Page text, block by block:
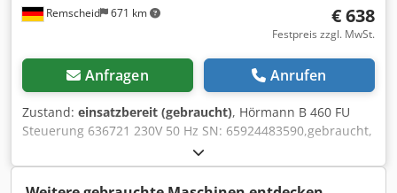
Remscheid 671 km € 638
Festpreis zzgl. MwSt.
Anfragen Anrufen
Zustand: einsatzbereit (gebraucht), Hörmann B 460 FU
Steuerung 636721 230V 50 Hz SN: 65924483590,gebraucht,
geringe Gebrauchsspuren, 100% funktionsfähig,
Lieferumfang gem. Fotos Csdpfx Ajlcf Skoa Esha